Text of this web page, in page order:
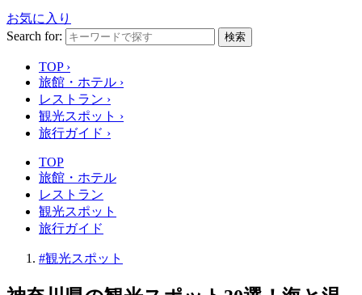
お気に入り
Search for:
検索
TOP ›
旅館・ホテル ›
レストラン ›
観光スポット ›
旅行ガイド ›
TOP
旅館・ホテル
レストラン
観光スポット
旅行ガイド
#観光スポット